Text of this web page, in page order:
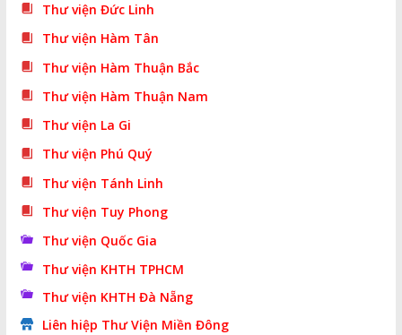
Thư viện Đức Linh
Thư viện Hàm Tân
Thư viện Hàm Thuận Bắc
Thư viện Hàm Thuận Nam
Thư viện La Gi
Thư viện Phú Quý
Thư viện Tánh Linh
Thư viện Tuy Phong
Thư viện Quốc Gia
Thư viện KHTH TPHCM
Thư viện KHTH Đà Nẵng
Liên hiệp Thư Viện Miền Đông